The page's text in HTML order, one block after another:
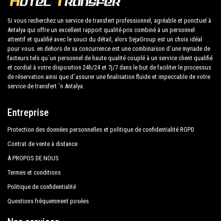
La vaste expérience de notre entreprise garantit à
tous nos clients l'assurance d'un service
professionnel pour tous, grâce à nos prix fixes et à
nos conditions économiques. Nos clients sont notre
priorité absolue et profiteront de voitures équipées
tout confort et d'un personnel digne de leur métier.
Notre entreprise a une excellente réputation dans la
ville d'Antalya grâce au professionnalisme des
services offerts et à l'expérience acquise dans le
domaine depuis des années.
Nous offrons un maximum de confort et de soutien
au client pendant ses vacances à Kadriye.
Tous nos chauffeurs parlent anglais et offrent à nos
clients la plus grande cordialité et professionnalisme
Kirman Hotels Belazur Resort Spa
Mholiday Hotels Belek
Port Nature Luxury Resort Hotel Spa
Sensimar Belek Resort Spa Hotel
Siam Elegance Hotels Spa
Throne Seagate Belek Hotel
Si vous recherchez un service de transfert professionnel, agréable et ponctuel à
Antalya qui offre un excellent rapport qualité-prix combiné à un personnel
attentif et qualifié avec le souci du détail, alors SejaGroup est un choix idéal
pour vous. en dehors de sa concurrence est une combinaison d`une myriade de
facteurs tels qu`un personnel de haute qualité couplé à un service client qualifié
et cordial à votre disposition 24h/24 et 7j/7 dans le but de faciliter le processus
de réservation ainsi que d`assurer une finalisation fluide et impeccable de votre
service de transfert `n Antalya.
Entreprise
Protection des données personnelles et politique de confidentialité RGPD
Contrat de vente à distance
À PROPOS DE NOUS
Termes et conditions
Politique de confidentialité
Questions fréquemment posées